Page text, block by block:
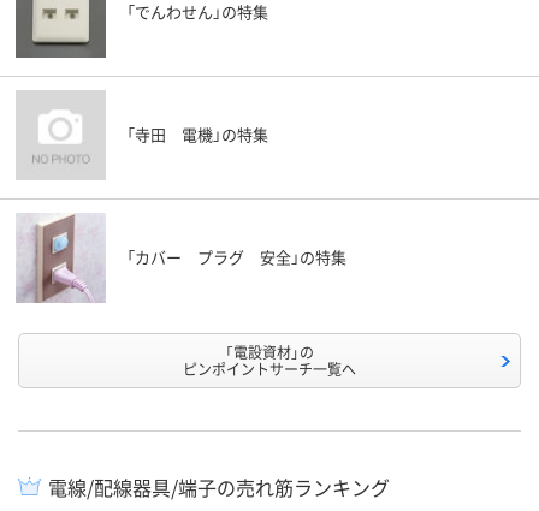
「でんわせん」の特集
「寺田 電機」の特集
「カバー プラグ 安全」の特集
「電設資材」の
ピンポイントサーチ一覧へ
電線/配線器具/端子の売れ筋ランキング